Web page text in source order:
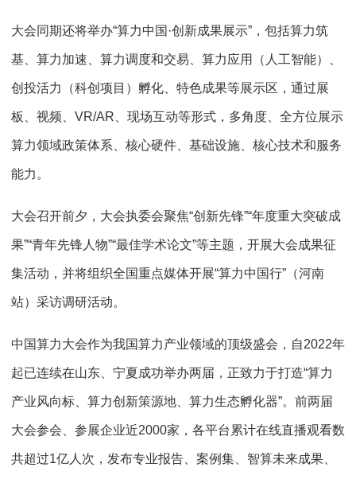
大会同期还将举办“算力中国·创新成果展示”，包括算力筑
基、算力加速、算力调度和交易、算力应用（人工智能）、
创投活力（科创项目）孵化、特色成果等展示区，通过展
板、视频、VR/AR、现场互动等形式，多角度、全方位展示
算力领域政策体系、核心硬件、基础设施、核心技术和服务
能力。
大会召开前夕，大会执委会聚焦“创新先锋”“年度重大突破成
果”“青年先锋人物”“最佳学术论文”等主题，开展大会成果征
集活动，并将组织全国重点媒体开展“算力中国行”（河南
站）采访调研活动。
中国算力大会作为我国算力产业领域的顶级盛会，自2022年
起已连续在山东、宁夏成功举办两届，正致力于打造“算力
产业风向标、算力创新策源地、算力生态孵化器”。前两届
大会参会、参展企业近2000家，各平台累计在线直播观看数
共超过1亿人次，发布专业报告、案例集、智算未来成果、